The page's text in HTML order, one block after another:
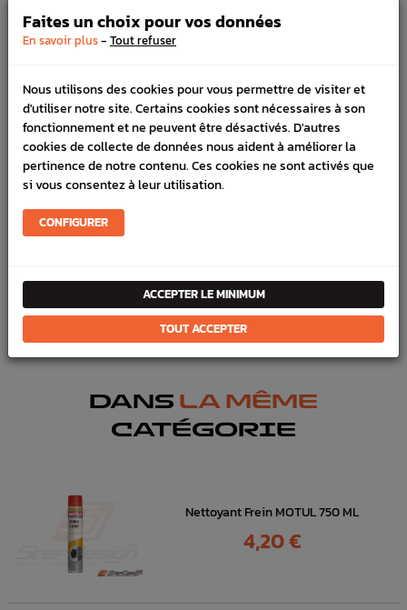
LIVRAISON
VÉHICULES COMPATIBLE
SCHÉMA CONSTRUCTEUR
Marque :SUBARU
FICHE TECHNIQUE
Freinage
Disques arrière
DANS LA MÊME
CATÉGORIE
Nettoyant Frein MOTUL 750 ML
Prix
4,20 €
Faites un choix pour vos données
En savoir plus- Tout refuser
Nous utilisons des cookies pour vous permettre de visiter et
d'utiliser notre site. Certains cookies sont nécessaires à son
fonctionnement et ne peuvent être désactivés. D'autres
cookies de collecte de données nous aident à améliorer la
pertinence de notre contenu. Ces cookies ne sont activés que
si vous consentez à leur utilisation.
CONFIGURER
ACCEPTER LE MINIMUM
TOUT ACCEPTER